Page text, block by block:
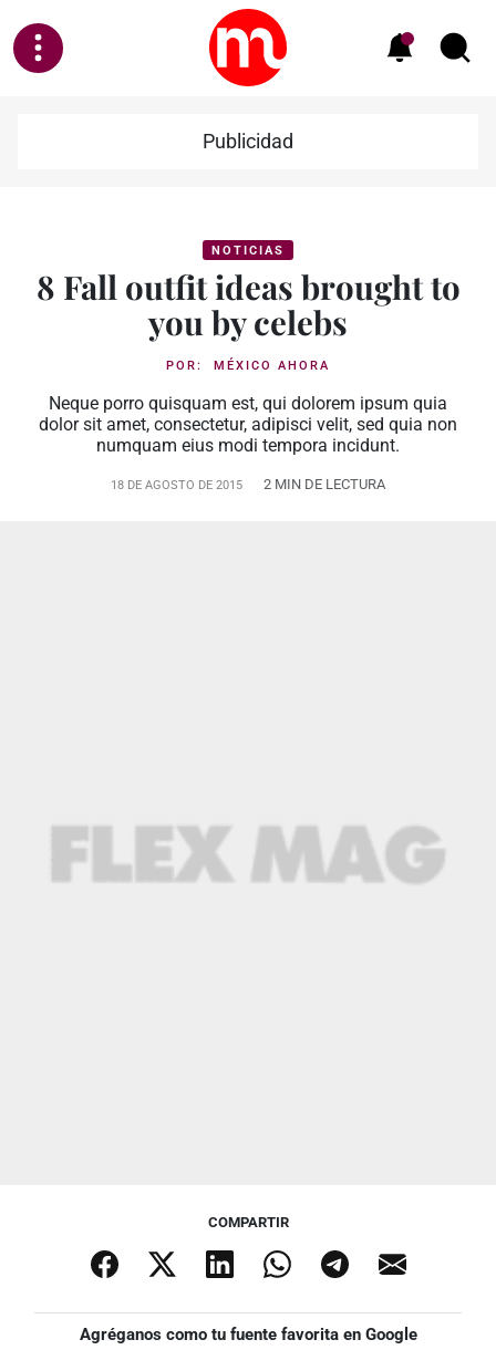
Publicidad
NOTICIAS
8 Fall outfit ideas brought to
you by celebs
POR: MÉXICO AHORA
Neque porro quisquam est, qui dolorem ipsum quia
dolor sit amet, consectetur, adipisci velit, sed quia non
numquam eius modi tempora incidunt.
18 DE AGOSTO DE 2015 2 MIN DE LECTURA
COMPARTIR
Agréganos como tu fuente favorita en Google